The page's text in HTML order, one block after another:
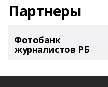
Партнеры
Фотобанк
журналистов РБ